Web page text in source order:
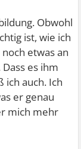
Obwohl
ist, wie ich
etwas an
es ihm
ich auch. Ich
er genau
mich mehr